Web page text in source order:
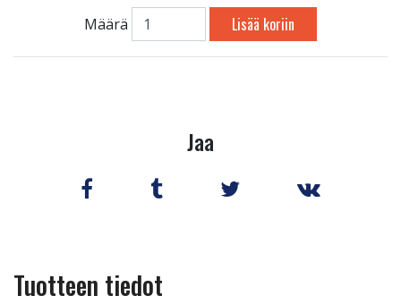
Määrä Lisää koriin
Jaa
Tuotteen tiedot